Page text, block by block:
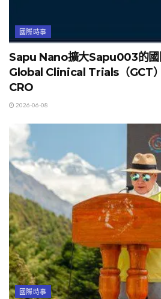
國際時事
Sapu Nano擴大Sapu003的國
Global Clinical Trials（GCT
CRO
2026-06-08
國際時事